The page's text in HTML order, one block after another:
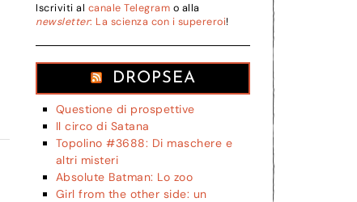
Iscriviti al canale Telegram o alla
newsletter: La scienza con i supereroi!
DROPSEA
Questione di prospettive
Il circo di Satana
Topolino #3688: Di maschere e
altri misteri
Absolute Batman: Lo zoo
Girl from the other side: un